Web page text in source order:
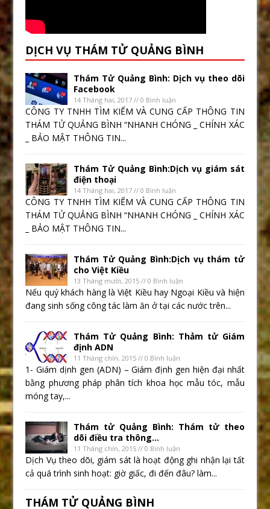
DỊCH VỤ THÁM TỬ QUẢNG BÌNH
Thám Tử Quảng Bình: Dịch vụ theo dõi
Facebook
14 Tháng hai, 2017 // 0 Bình luận
CÔNG TY TNHH TÌM KIẾM VÀ CUNG CẤP THÔNG TIN
THÁM TỬ QUẢNG BÌNH “NHANH CHÓNG _ CHÍNH XÁC
_ BẢO MẬT THÔNG TIN...
Thám Tử Quảng Bình:Dịch vụ giám sát
điện thoại
14 Tháng hai, 2017 // 0 Bình luận
CÔNG TY TNHH TÌM KIẾM VÀ CUNG CẤP THÔNG TIN
THÁM TỬ QUẢNG BÌNH “NHANH CHÓNG _ CHÍNH XÁC
_ BẢO MẬT THÔNG TIN...
Thám Tử Quảng Bình:Dịch vụ thám tử
cho Việt Kiều
13 Tháng mười, 2015 // 0 Bình luận
Nếu quý khách hàng là Việt Kiều hay Ngoại Kiều và hiện
đang sinh sống công tác làm ăn ở tại các nước trên...
Thám Tử Quảng Bình: Thảm tử Giám
định ADN
11 Tháng chín, 2015 // 0 Bình luận
1- Giám dịnh gen (ADN) – Giám định gen hiện đại nhất
bằng phương pháp phân tích khoa học mẫu tóc, mẫu
móng tay,...
Thám tử Quảng Bình: Thám tử theo
dõi điều tra thông...
11 Tháng chín, 2015 // 0 Bình luận
Dịch Vụ theo dõi, giám sát là hoạt động ghi nhận lại tất
cả quá trình sinh hoạt: giờ giấc, đi đến đâu? làm...
THÁM TỬ QUẢNG BÌNH